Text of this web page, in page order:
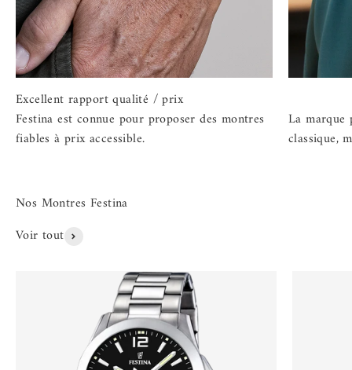
Festina est connue pour proposer des montres
fiables à prix accessible.
La marque
classique,
Voir tout